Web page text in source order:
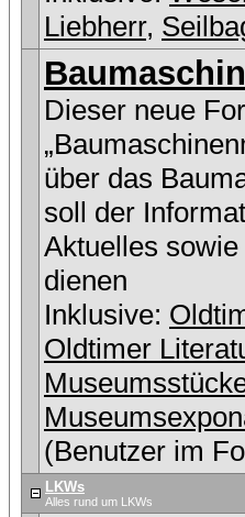
Liebherr,
Dieser neue
über das
soll der
Aktuelles
dienen
Inklusive:
Oldtimer
(Benutzer im
LKWs
Alles rund um LKWs